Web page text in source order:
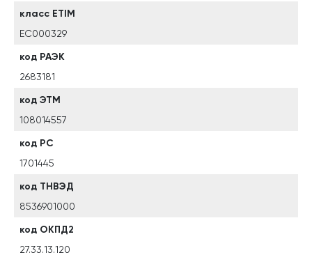
класс ETIM
EC000329
код РАЭК
2683181
код ЭТМ
108014557
код РС
1701445
код ТНВЭД
8536901000
код ОКПД2
27.33.13.120